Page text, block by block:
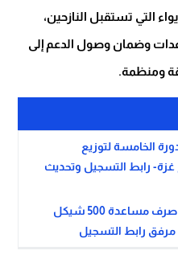
التي تستقبل النازحين،
وضمان وصول الدعم إلى
ومنظمة.
بدء الدورة الخامسة لتوزيع
غزة- رابط التسجيل وتحديث
وزارة التنمية الاجتماعية تُعلن صرف مساعدة 500 شيكل
رابط التسجيل